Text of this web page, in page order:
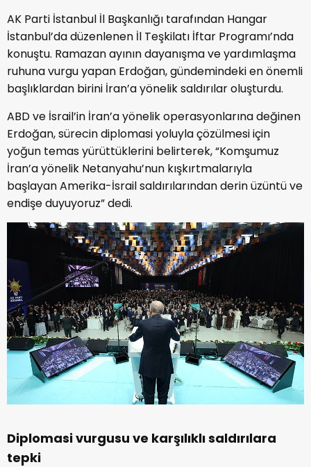
AK Parti İstanbul İl Başkanlığı tarafından Hangar
İstanbul’da düzenlenen İl Teşkilatı İftar Programı’nda
konuştu. Ramazan ayının dayanışma ve yardımlaşma
ruhuna vurgu yapan Erdoğan, gündemindeki en önemli
başlıklardan birini İran’a yönelik saldırılar oluşturdu.
ABD ve İsrail’in İran’a yönelik operasyonlarına değinen
Erdoğan, sürecin diplomasi yoluyla çözülmesi için
yoğun temas yürüttüklerini belirterek, “Komşumuz
İran’a yönelik Netanyahu’nun kışkırtmalarıyla
başlayan Amerika-İsrail saldırılarından derin üzüntü ve
endişe duyuyoruz” dedi.
Diplomasi vurgusu ve karşılıklı saldırılara
tepki